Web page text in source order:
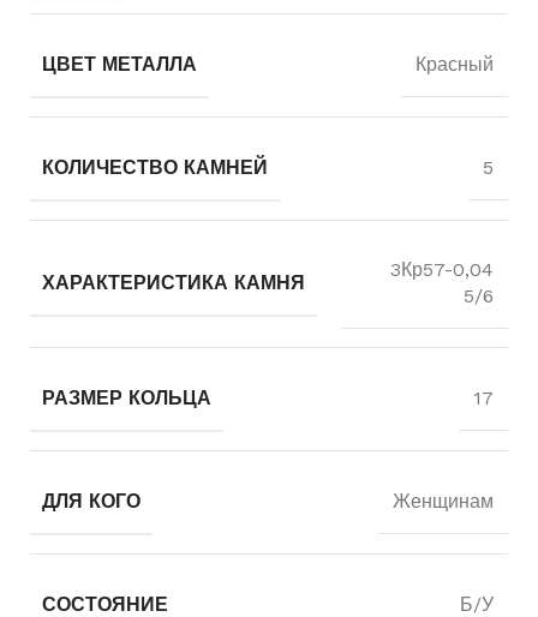
ЦВЕТ МЕТАЛЛА Красный
КОЛИЧЕСТВО КАМНЕЙ 5
ХАРАКТЕРИСТИКА КАМНЯ
3Кр57-0,04
5/6
РАЗМЕР КОЛЬЦА 17
ДЛЯ КОГО Женщинам
СОСТОЯНИЕ Б/У